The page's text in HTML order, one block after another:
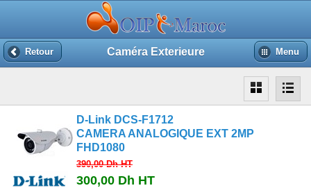
Retour Caméra Exterieure Menu
D-Link DCS-F1712
CAMERA ANALOGIQUE EXT 2MP
FHD1080
390,00 DhHT
300,00 Dh HT